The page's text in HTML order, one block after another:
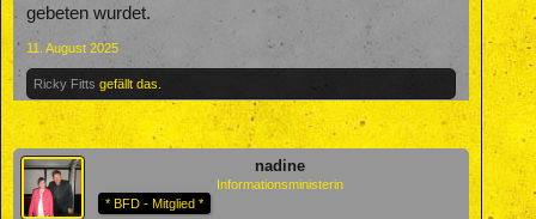
gebeten wurdet.
11. August 2025
Ricky Fitts gefällt das.
nadine
Informationsministerin
* BFD - Mitglied *